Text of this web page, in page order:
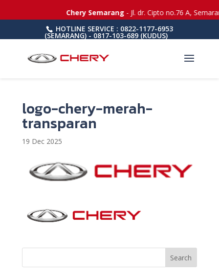
HOTLINE SERVICE : 0822-1177-6953
(SEMARANG) - 0817-103-689 (KUDUS)
logo-chery-merah-
transparan
19 Dec 2025
Chery Semarang- Jl. dr. Cipto no.76 A,
Search